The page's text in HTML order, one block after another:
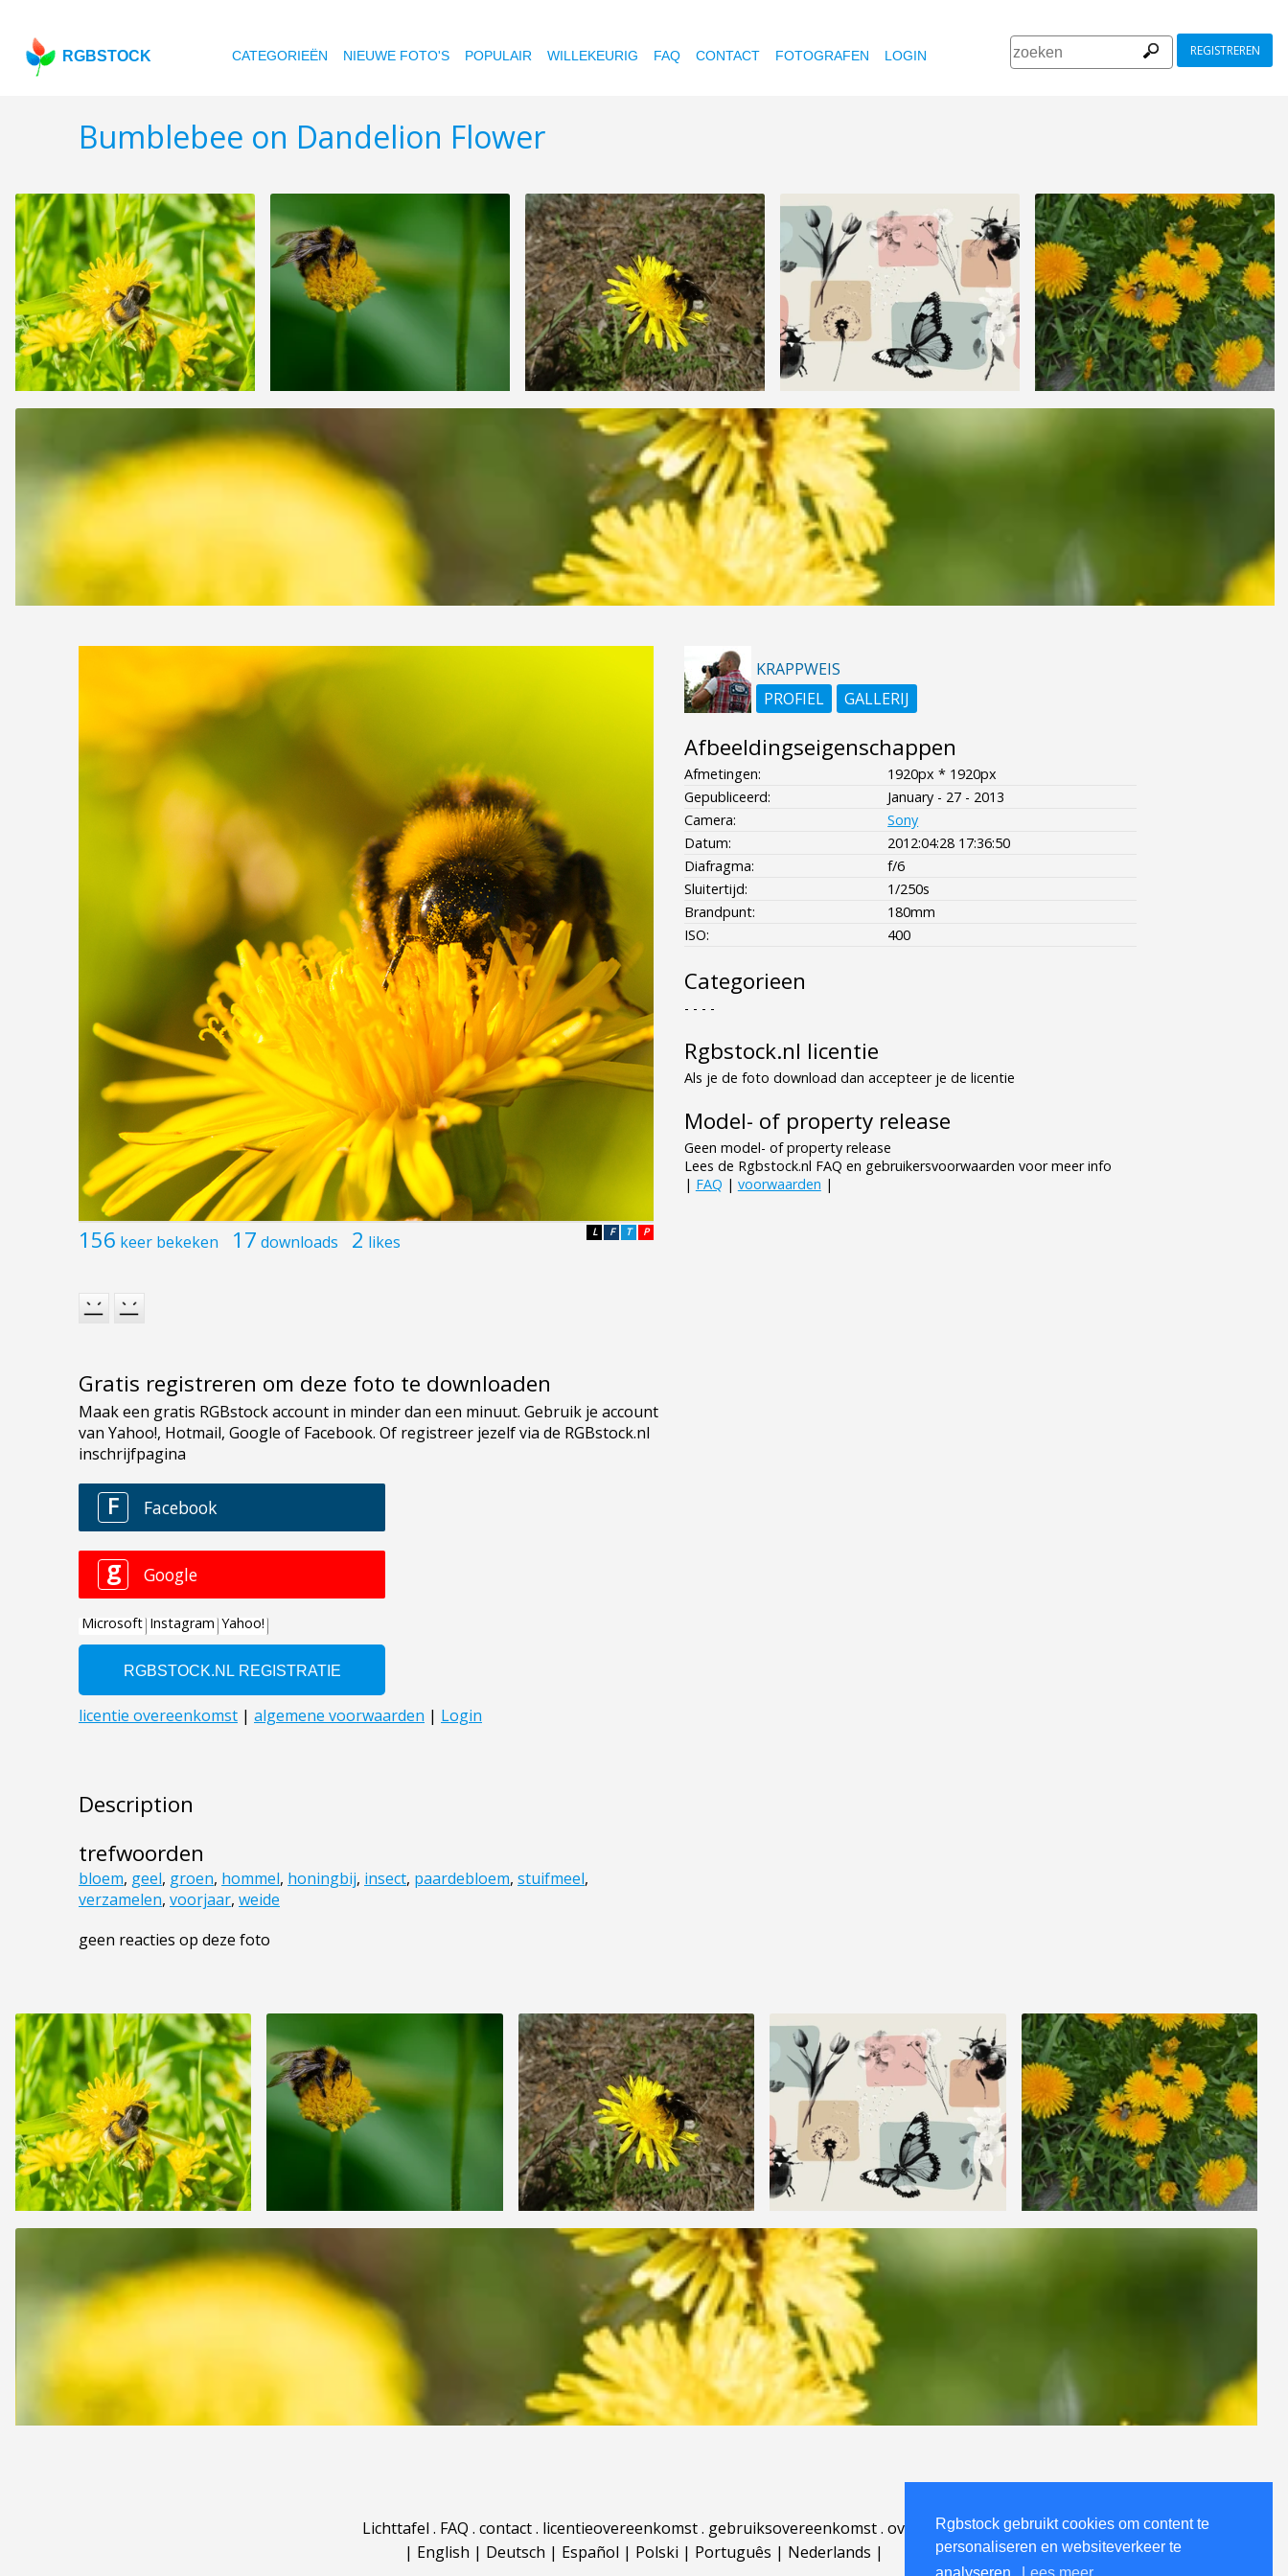
Rgbstock gebruikt cookies om content te
personaliseren en websiteverkeer te
RGBSTOCK CATEGORIEËN NIEUWE FOTO'S POPULAIR WILLEKEURIG FAQ CONTACT FOTOGRAFEN LOGIN REGISTREREN
Bumblebee on Dandelion Flower
156 keer bekeken 17 downloads 2 likes P
T
F
L
Gratis registreren om deze foto te downloaden
Description
trefwoorden
bloem, geel, groen, hommel, honingbij, insect, paardebloem, stuifmeel,
verzamelen, voorjaar, weide
geen reacties op deze foto
KRAPPWEIS
PROFIEL
GALLERIJ
Afbeeldingseigenschappen
Afmetingen:
1920px * 1920px
Gepubliceerd:
January - 27 - 2013
Camera:
Sony
Datum:
2012:04:28 17:36:50
Diafragma:
f/6
Sluitertijd:
1/250s
Brandpunt:
180mm
ISO:
400
Categorieen
- - - -
Rgbstock.nl licentie
Als je de foto download dan accepteer je de licentie
Model- of property release
Geen model- of property release
Lees de Rgbstock.nl FAQ en gebruikersvoorwaarden voor meer info
| FAQ | voorwaarden |
Lichttafel . FAQ . contact. licentieovereenkomst. gebruiksovereenkomst. over
| English | Deutsch | Español | Polski | Português | Nederlands |